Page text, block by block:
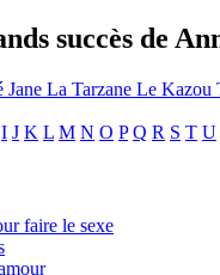
succès de
Jane La Tarzane Le Kazou
I J K L M N O P Q R S T U
faire le sexe